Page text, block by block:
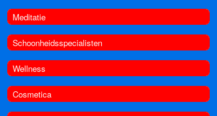
Meditatie
Schoonheidsspecialisten
Wellness
Cosmetica